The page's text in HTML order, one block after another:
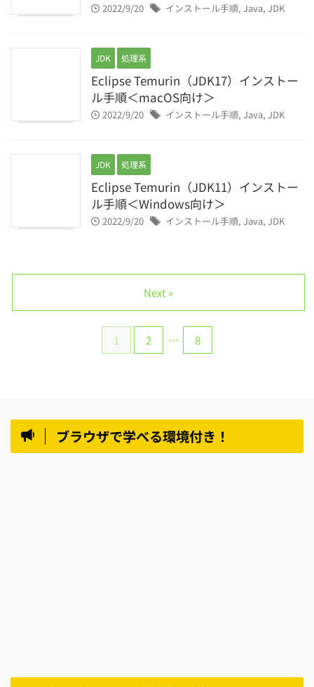
2022/9/20 インストール手順, Java, JDK
JDK 処理系
Eclipse Temurin（JDK17）インストー
ル手順＜macOS向け＞
2022/9/20 インストール手順, Java, JDK
JDK 処理系
Eclipse Temurin（JDK11）インストー
ル手順＜Windows向け＞
2022/9/20 インストール手順, Java, JDK
1 2 … 8
Next »
ブラウザで学べる環境付き！